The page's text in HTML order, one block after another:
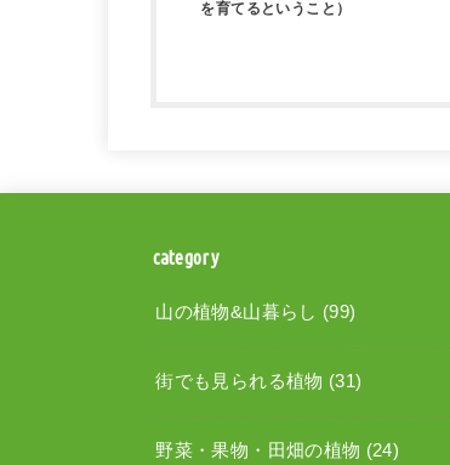
を育てるということ）
category
山の植物&山暮らし (99)
街でも見られる植物 (31)
野菜・果物・田畑の植物 (24)